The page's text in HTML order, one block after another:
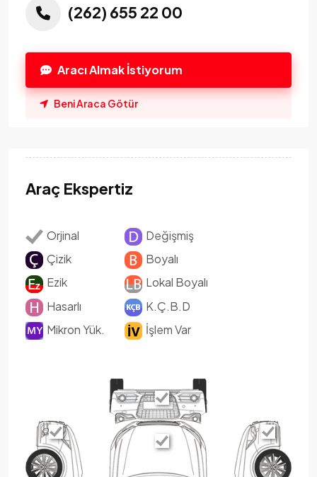
(262) 655 22 00
Aracı Almak İstiyorum
Beni Araca Götür
Araç Ekspertiz
Orjinal
Değişmiş
Çizik
Boyalı
Ezik
Lokal Boyalı
Hasarlı
K.Ç.B.D
Mikron Yük.
İşlem Var